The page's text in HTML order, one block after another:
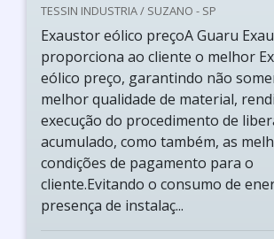
TESSIN INDUSTRIA / SUZANO - SP
Exaustor eólico preçoA Guaru
proporciona ao cliente o melhor
eólico preço, garantindo não
melhor qualidade de material,
execução do procedimento de
acumulado, como também, as
condições de pagamento para o
cliente.Evitando o consumo de
presença de instalaç...